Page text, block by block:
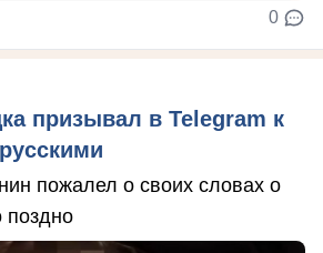
0
призывал в Telegram к
пожалел о своих словах о
поздно